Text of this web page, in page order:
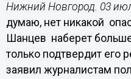
Нижний Новгород. 03
думаю, нет никакой
Шанцев наберет
только подтвердит его
заявил журналистам